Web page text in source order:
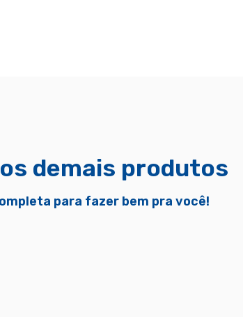
demais produtos
para fazer bem pra você!